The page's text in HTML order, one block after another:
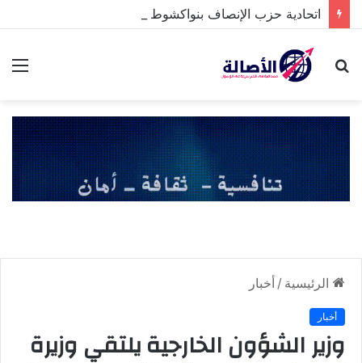
بحث
الرئيسية / أخبار
أخبار
وزير الشؤون الخارجية يلتقي وزيرة